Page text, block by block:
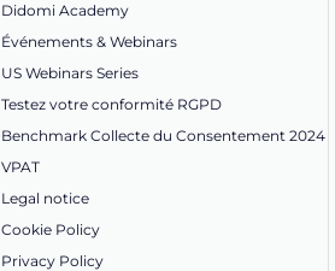
Didomi Academy
Événements & Webinars
US Webinars Series
Testez votre conformité RGPD
Benchmark Collecte du Consentement 2024
VPAT
Legal notice
Cookie Policy
Privacy Policy